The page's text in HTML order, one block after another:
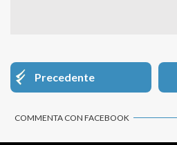
Precedente
COMMENTA CON FACEBOOK